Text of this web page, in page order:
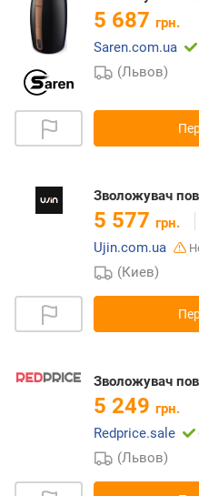
5 687 грн.
Saren.com.ua
(Львов)
Зволожувач
5 577 грн.
Ujin.com.ua
(Киев)
Зволожувач
5 249 грн.
Redprice.sale
(Львов)